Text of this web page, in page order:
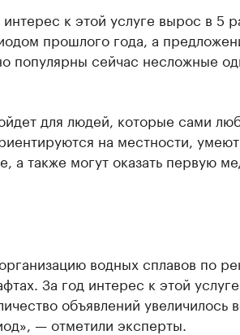
к этой услуге вырос в 5
прошлого года, а
популярны сейчас несложные
для людей, которые сами
на местности, умеют
а также могут оказать первую
водных сплавов по
За год интерес к этой
объявлений увеличилось
— отметили эксперты.